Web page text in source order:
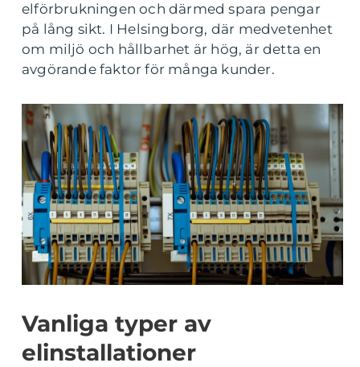
elförbrukningen och därmed spara pengar
på lång sikt. I Helsingborg, där medvetenhet
om miljö och hållbarhet är hög, är detta en
avgörande faktor för många kunder.
Vanliga typer av
elinstallationer